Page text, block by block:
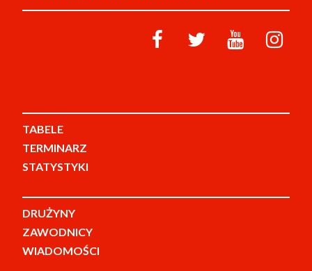
TABELE
TERMINARZ
STATYSTYKI
DRUŻYNY
ZAWODNICY
WIADOMOŚCI